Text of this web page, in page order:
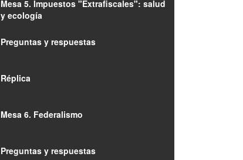
Mesa 5. Impuestos "Extrafiscales": salud
y ecología
Preguntas y respuestas
Réplica
Mesa 6. Federalismo
Preguntas y respuestas